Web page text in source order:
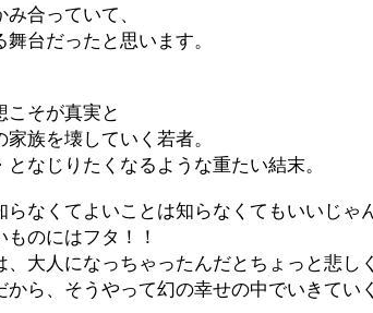
合っていて、
台だったと思います。
こそが真実と
族を壊していく若者。
なじりたくなるような重たい結末。
なくてよいことは知らなくてもいいじゃ
のにはフタ！！
、大人になっちゃったんだとちょっと悲し
ら、そうやって幻の幸せの中でいきてい